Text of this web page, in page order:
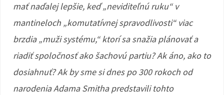
mať naďalej lepšie, keď „neviditeľnú ruku“ v
mantineloch „komutatívnej spravodlivosti“ viac
brzdia „muži systému,“ ktorí sa snažia plánovať a
riadiť spoločnosť ako šachovú partiu? Ak áno, ako to
dosiahnuť? Ak by sme si dnes po 300 rokoch od
narodenia Adama Smitha predstavili tohto